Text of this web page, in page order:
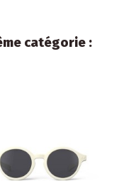
catégorie :